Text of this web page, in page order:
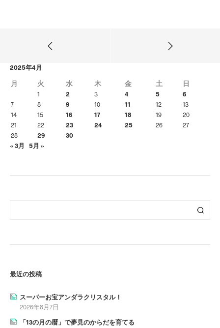
2025年4月
月 火 水 木 金 土 日
1 2 3 4 5
6
7
8 9 10 11 12
13
14
15 16 17 18 19
20
21
22 23 24 25 26
27
28
29
30
« 3月
5月 »
最近の投稿
スーパーお宝アンダラクリスタル！
2026年8月7日
「13の月の暦」で夢見のからだを育てる